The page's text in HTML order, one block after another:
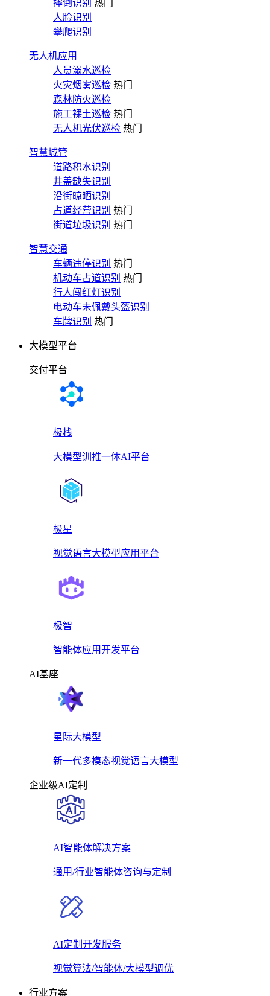
摔倒识别 热门
人脸识别
攀爬识别
无人机应用
人员溺水巡检
火灾烟雾巡检 热门
森林防火巡检
施工裸土巡检 热门
无人机光伏巡检 热门
智慧城管
道路积水识别
井盖缺失识别
沿街晾晒识别
占道经营识别 热门
街道垃圾识别 热门
智慧交通
车辆违停识别 热门
机动车占道识别 热门
行人闯红灯识别
电动车未佩戴头盔识别
车牌识别 热门
大模型平台
交付平台
极栈
大模型训推一体AI平台
极星
视觉语言大模型应用平台
极智
智能体应用开发平台
AI基座
星际大模型
新一代多模态视觉语言大模型
企业级AI定制
AI智能体解决方案
通用/行业智能体咨询与定制
AI定制开发服务
视觉算法/智能体/大模型调优
行业方案